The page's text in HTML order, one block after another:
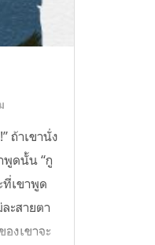
ถ้าเขานั่ง
พูดนั้น “กู
ที่เขาพูด
ะสายตา
งเขาจะ